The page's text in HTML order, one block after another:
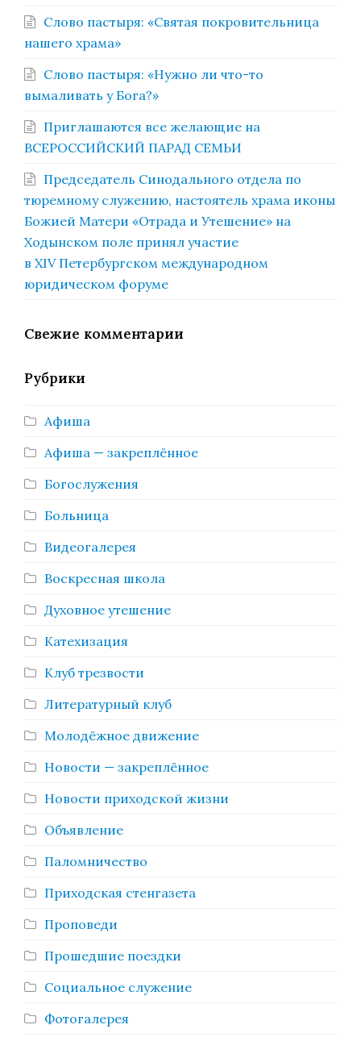
Слово пастыря: «Святая покровительница
нашего храма»
Слово пастыря: «Нужно ли что-то
вымаливать у Бога?»
Приглашаются все желающие на
ВСЕРОССИЙСКИЙ ПАРАД СЕМЬИ
Председатель Синодального отдела по
тюремному служению, настоятель храма иконы
Божией Матери «Отрада и Утешение» на
Ходынском поле принял участие
в XIV Петербургском международном
юридическом форуме
Свежие комментарии
Рубрики
Афиша
Афиша — закреплённое
Богослужения
Больница
Видеогалерея
Воскресная школа
Духовное утешение
Катехизация
Клуб трезвости
Литературный клуб
Молодёжное движение
Новости — закреплённое
Новости приходской жизни
Объявление
Паломничество
Приходская стенгазета
Проповеди
Прошедшие поездки
Социальное служение
Фотогалерея